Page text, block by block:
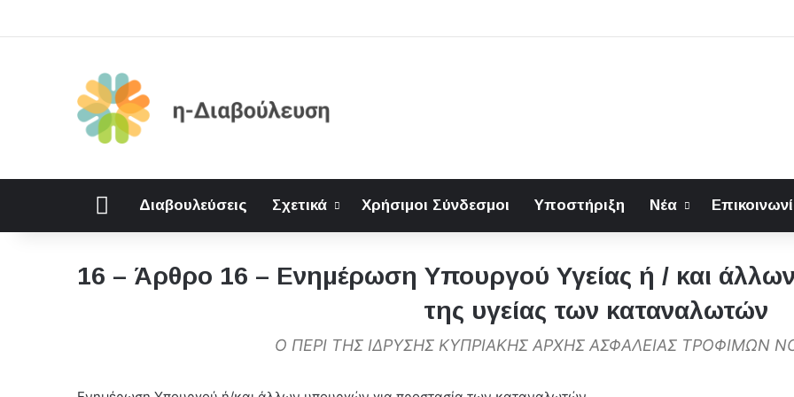
ΑρχικήΔιαβουλεύσεις Σχετικά Χρήσιμοι Σύνδεσμοι Υποστήριξη Νέα
16 – Άρθρο 16 – Ενημέρωση Υπουργού Υγείας ή / και
της υγείας των καταναλωτών
Ο ΠΕΡΙ ΤΗΣ ΙΔΡΥΣΗΣ ΚΥΠΡΙΑΚΗΣ ΑΡΧΗΣ ΑΣΦΑΛΕΙΑΣ ΤΡΟΦΙΜΩΝ